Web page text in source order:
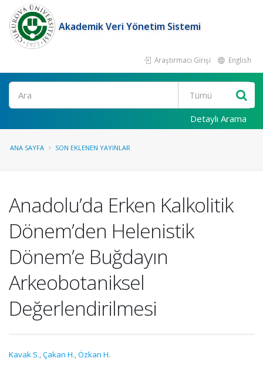
Akademik Veri Yönetim Sistemi
Araştırmacı Girişi English
Ara
Detaylı Arama
ANA SAYFA SON EKLENEN YAYINLAR
Anadolu’da Erken Kalkolitik
Dönem’den Helenistik
Dönem’e Buğdayın
Arkeobotaniksel
Değerlendirilmesi
Kavak S.,Çakan H.,Özkan H.